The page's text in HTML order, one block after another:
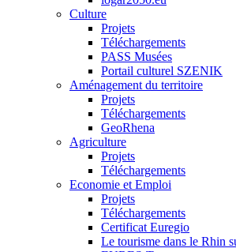
Culture
Projets
Téléchargements
PASS Musées
Portail culturel SZENIK
Aménagement du territoire
Projets
Téléchargements
GeoRhena
Agriculture
Projets
Téléchargements
Economie et Emploi
Projets
Téléchargements
Certificat Euregio
Le tourisme dans le Rhin